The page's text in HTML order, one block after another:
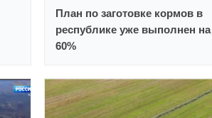
План по заготовке кормов в
республике уже выполнен на
60%